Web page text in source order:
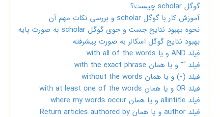
گوگل scholar چیست؟
آموزش کار با گوگل scholar و بررسی نکات مهم آن
نحوه بهبود نتایج جست و جوی گوگل scholar به صورت پایه
بهبود نتایج گوگل اسکالر به صورت پیشرفته
فیلد AND و یا with all of the words
فیلد “” و یا همان with the exact phrase
فیلد (-) و یا همان without the words
فیلد OR و یا همان with at least one of the words
فیلد allintitle و یا همان where my words occur
فیلد author و یا همان Return articles authored by